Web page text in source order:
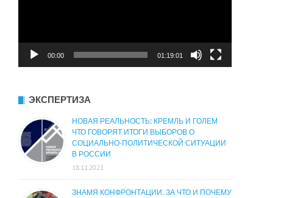
00:00 01:19:01
ЭКСПЕРТИЗА
НОВАЯ РЕАЛЬНОСТЬ: КРЕМЛЬ И ГОЛЕМ
ЧТО ГОВОРЯТ ИТОГИ ВЫБОРОВ О
СОЦИАЛЬНО-ПОЛИТИЧЕСКОЙ СИТУАЦИИ
В РОССИИ
18.11.2021
ЗНАМЯ КОНФРОНТАЦИИ. ЗА ЧТО И ПОЧЕМУ